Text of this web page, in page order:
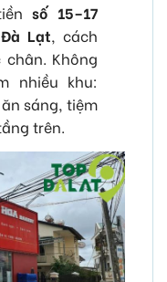
số 15–17
Lạt, cách
Không
nhiều khu:
sáng, tiệm
trên.